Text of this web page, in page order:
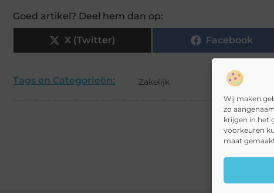
Wij maken
zo
krijgen in het
voorkeuren
maat
Goed artikel? Deel hem dan op:
X (Twitter) Facebook
Tags en Categorieën: Zakelijk